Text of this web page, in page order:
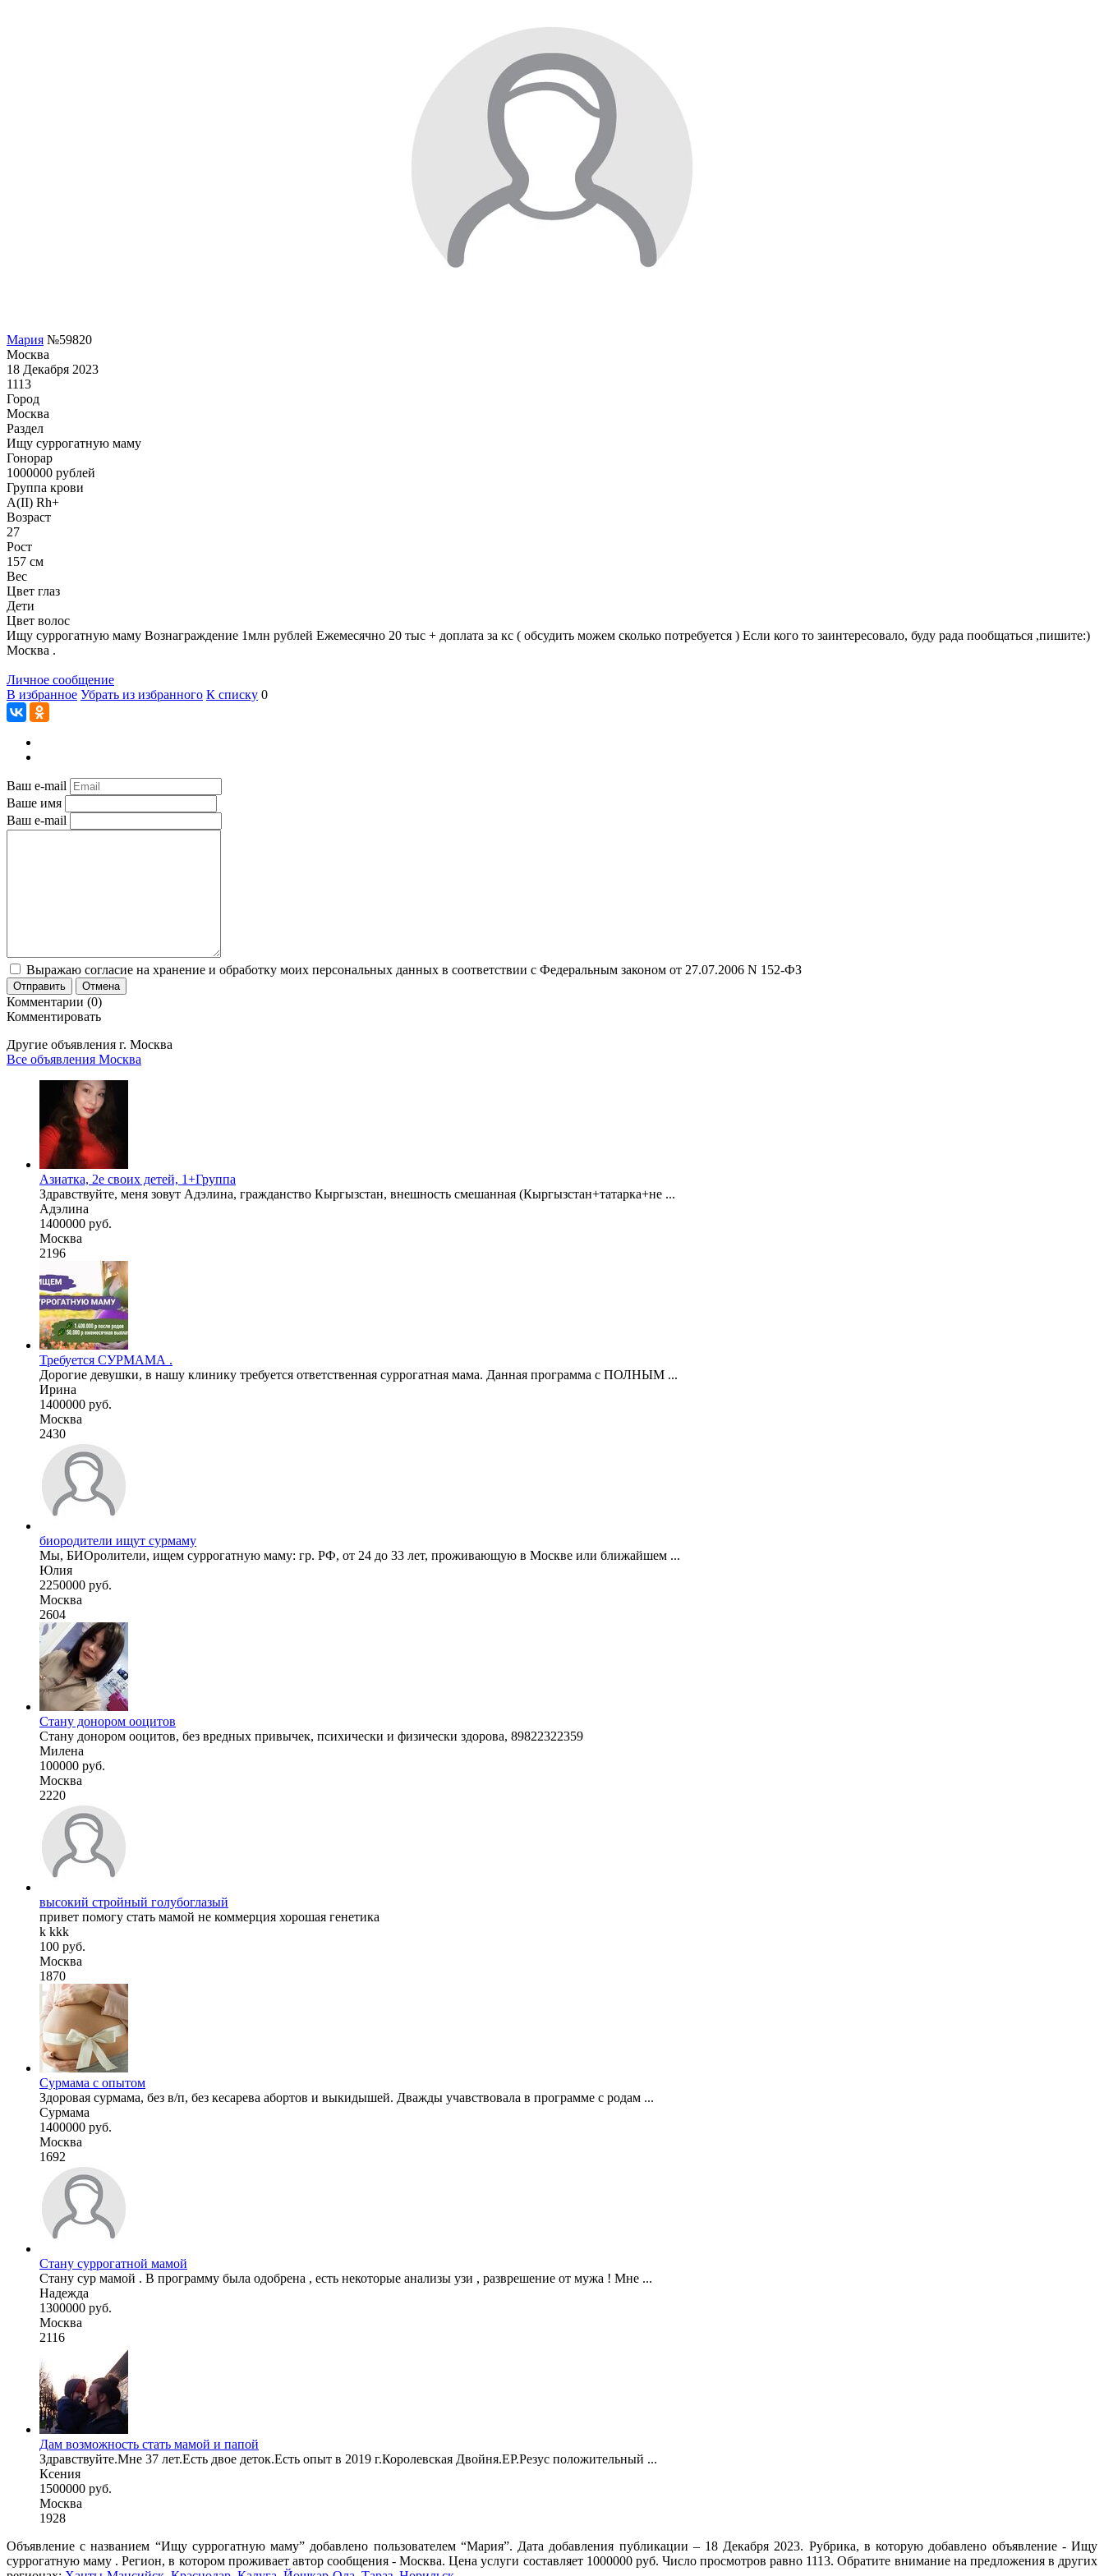
Мария №59820
Москва
18 Декабря 2023
1113
Город
Москва
Раздел
Ищу суррогатную маму
Гонoрар
1000000 рублей
Группа крови
A(II) Rh+
Возраст
27
Рост
157 см
Вес
Цвет глаз
Дети
Цвет волос
Ищу суррогатную маму Вознаграждение 1млн рублей Ежемесячно 20 тыс + доплата за кс ( обсудить можем сколько потребуется ) Если кого то заинтересовало, буду рада пообщаться ,пишите:)
Москва .
Личное сообщение
В избранное Убрать из избранного К списку 0
Ваш e-mail
Ваше имя
Ваш e-mail
Выражаю согласие на хранение и обработку моих персональных данных в соответствии с Федеральным законом от 27.07.2006 N 152-ФЗ
Отправить Отмена
Комментарии (0)
Комментировать
Другие объявления г. Москва
Все объявления Москва
Азиатка, 2е своих детей, 1+Группа
Здравствуйте, меня зовут Адэлина, гражданство Кыргызстан, внешность смешанная (Кыргызстан+татарка+не ...
Адэлина
1400000 руб.
Москва
2196
Требуется СУРМАМА .
Дорогие девушки, в нашу клинику требуется ответственная суррогатная мама. Данная программа с ПОЛНЫМ ...
Ирина
1400000 руб.
Москва
2430
биородители ищут сурмаму
Мы, БИОролители, ищем суррогатную маму: гр. РФ, от 24 до 33 лет, проживающую в Москве или ближайшем ...
Юлия
2250000 руб.
Москва
2604
Стану донором ооцитов
Стану донором ооцитов, без вредных привычек, психически и физически здорова, 89822322359
Милена
100000 руб.
Москва
2220
высокий стройный голубоглазый
привет помогу стать мамой не коммерция хорошая генетика
k kkk
100 руб.
Москва
1870
Сурмама с опытом
Здоровая сурмама, без в/п, без кесарева абортов и выкидышей. Дважды учавствовала в программе с родам ...
Сурмама
1400000 руб.
Москва
1692
Стану суррогатной мамой
Стану сур мамой . В программу была одобрена , есть некоторые анализы узи , разврешение от мужа ! Мне ...
Надежда
1300000 руб.
Москва
2116
Дам возможность стать мамой и папой
Здравствуйте.Мне 37 лет.Есть двое деток.Есть опыт в 2019 г.Королевская Двойня.ЕР.Резус положительный ...
Ксения
1500000 руб.
Москва
1928
Объявление с названием “Ищу суррогатную маму” добавлено пользователем “Мария”. Дата добавления публикации – 18 Декабря 2023. Рубрика, в которую добавлено объявление - Ищу
суррогатную маму . Регион, в котором проживает автор сообщения - Москва. Цена услуги составляет 1000000 руб. Число просмотров равно 1113. Обратите внимание на предложения в других